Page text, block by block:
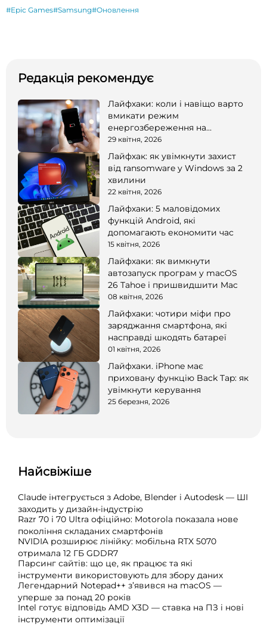
#Epic Games#Samsung#Оновлення
Редакція рекомендує
Лайфхаки: коли і навіщо варто
вмикати режим
енергозбереження на
смартфоні
29 квітня, 2026
Лайфхак: як увімкнути захист
від ransomware у Windows за 2
хвилини
22 квітня, 2026
Лайфхаки: 5 маловідомих
функцій Android, які
допомагають економити час
15 квітня, 2026
Лайфхаки: як вимкнути
автозапуск програм у macOS
26 Tahoe і пришвидшити Mac
08 квітня, 2026
Лайфхаки: чотири міфи про
заряджання смартфона, які
насправді шкодять батареї
01 квітня, 2026
Лайфхаки. iPhone має
приховану функцію Back Tap: як
увімкнути керування
25 березня, 2026
Найсвіжіше
Claude інтегрується з Adobe, Blender і Autodesk — ШІ
заходить у дизайн-індустрію
Razr 70 і 70 Ultra офіційно: Motorola показала нове
покоління складаних смартфонів
NVIDIA розширює лінійку: мобільна RTX 5070
отримала 12 ГБ GDDR7
Парсинг сайтів: що це, як працює та які
інструменти використовують для збору даних
Легендарний Notepad++ з’явився на macOS —
уперше за понад 20 років
Intel готує відповідь AMD X3D — ставка на ПЗ і нові
інструменти оптимізації